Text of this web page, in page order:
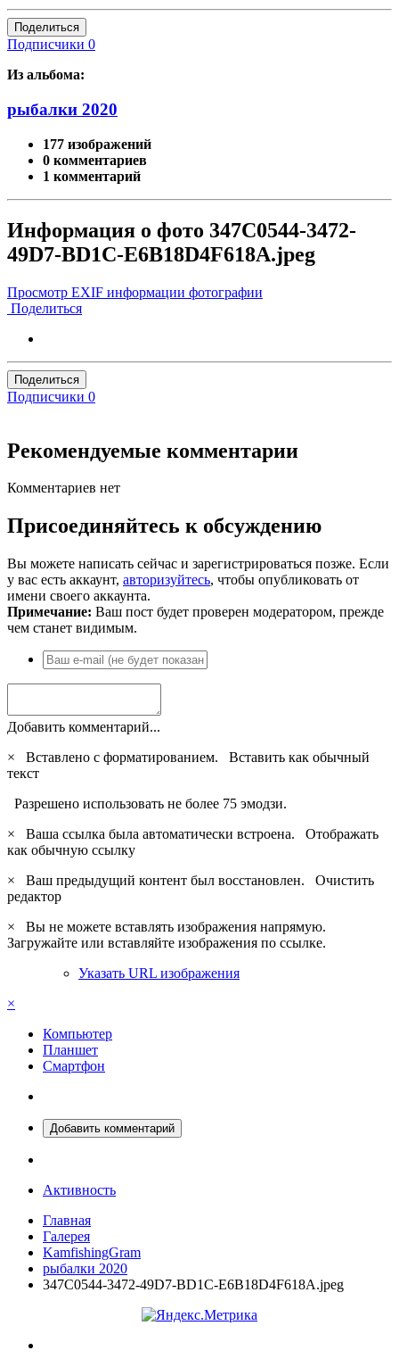
Поделиться
Подписчики 0
Из альбома:
рыбалки 2020
177 изображений
0 комментариев
1 комментарий
Информация о фото 347C0544-3472-
49D7-BD1C-E6B18D4F618A.jpeg
Просмотр EXIF информации фотографии
Поделиться
Поделиться
Подписчики 0
Рекомендуемые комментарии
Комментариев нет
Присоединяйтесь к обсуждению
Вы можете написать сейчас и зарегистрироваться позже. Если
у вас есть аккаунт, авторизуйтесь, чтобы опубликовать от
имени своего аккаунта.
Примечание: Ваш пост будет проверен модератором, прежде
чем станет видимым.
Добавить комментарий...
×
Вставлено с форматированием. Вставить как обычный
текст
Разрешено использовать не более 75 эмодзи.
×
Ваша ссылка была автоматически встроена. Отображать
как обычную ссылку
×
Ваш предыдущий контент был восстановлен. Очистить
редактор
×
Вы не можете вставлять изображения напрямую.
Загружайте или вставляйте изображения по ссылке.
Указать URL изображения
×
Компьютер
Планшет
Смартфон
Добавить комментарий
Активность
Главная
Галерея
KamfishingGram
рыбалки 2020
347C0544-3472-49D7-BD1C-E6B18D4F618A.jpeg